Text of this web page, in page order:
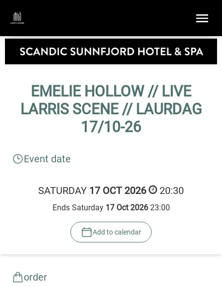
EMELIE HOLLOW // LIVE
LARRIS SCENE // LAURDAG
17/10-26
Event date
SATURDAY 17 OCT 2026 20:30
Ends Saturday 17 Oct 202623:00
Add to calendar
order